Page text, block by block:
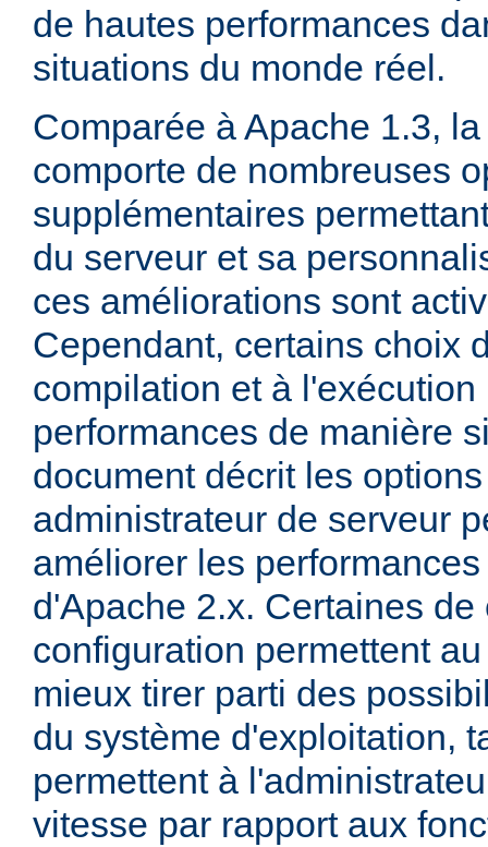
de hautes performances
situations du monde réel.
Comparée à Apache 1.3,
comporte de nombreuses
supplémentaires
du serveur et sa
ces améliorations sont
Cependant, certains choix
compilation et à
performances de manière
document décrit les
administrateur de serveur
améliorer les
d'Apache 2.x. Certaines
configuration permettent
mieux tirer parti des
du système d'exploitation,
permettent à
vitesse par rapport aux